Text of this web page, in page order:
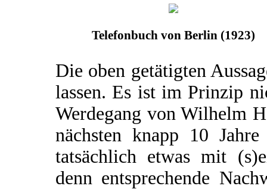
Telefonbuch von Berlin (1923)
Die oben getätigten
lassen. Es ist im Prinzip
Werdegang von Wilhelm
nächsten knapp 10
tatsächlich etwas mit
denn entsprechende